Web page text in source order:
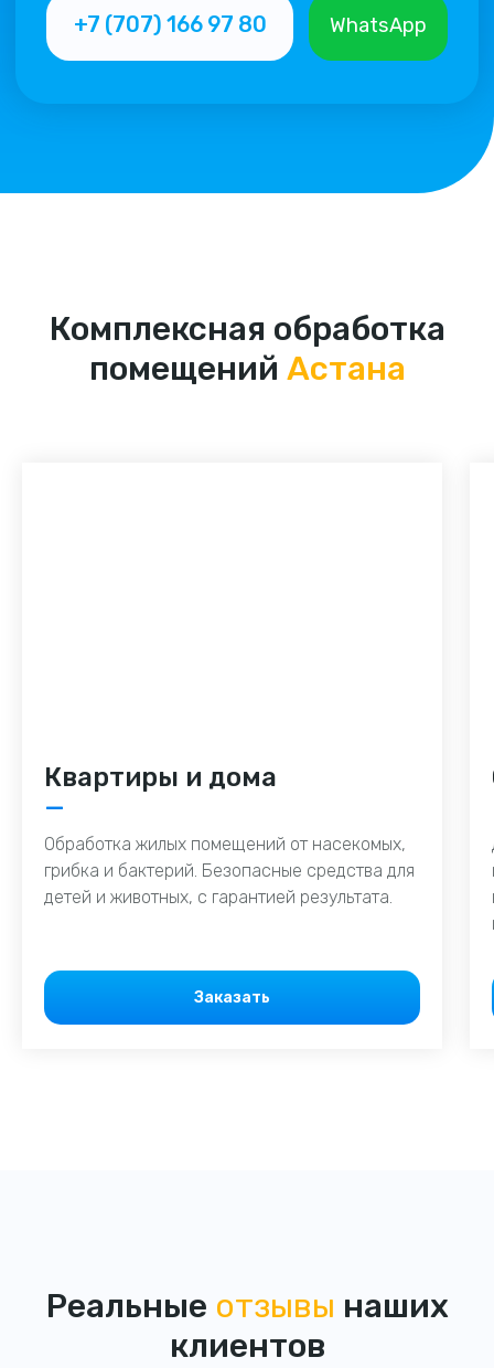
Комплексная обработка
помещений Астана
Квартиры и дома
—
Обработка жилых помещений от насекомых,
грибка и бактерий. Безопасные средства для
детей и животных, с гарантией результата.
Заказать
Реальные отзывы наших
клиентов